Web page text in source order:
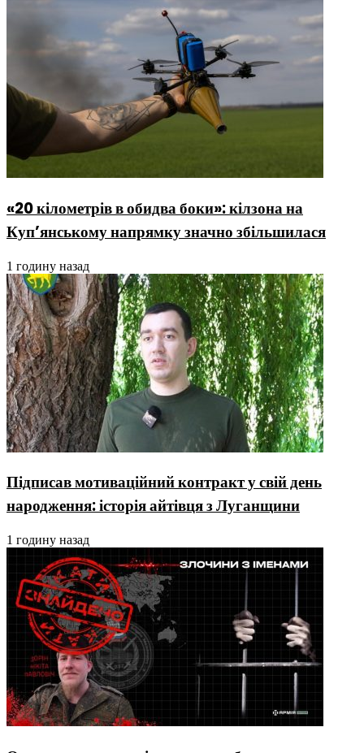
«20 кілометрів в обидва боки»: кілзона на
Куп’янському напрямку значно збільшилася
1 годину назад
Підписав мотиваційний контракт у свій день
народження: історія айтівця з Луганщини
1 годину назад